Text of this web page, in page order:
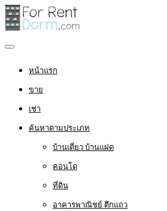
หน้าแรก
ขาย
เช่า
ค้นหาตามประเภท
บ้านเดี่ยว บ้านแฝด
คอนโด
ที่ดิน
อาคารพาณิชย์ ตึกแถว